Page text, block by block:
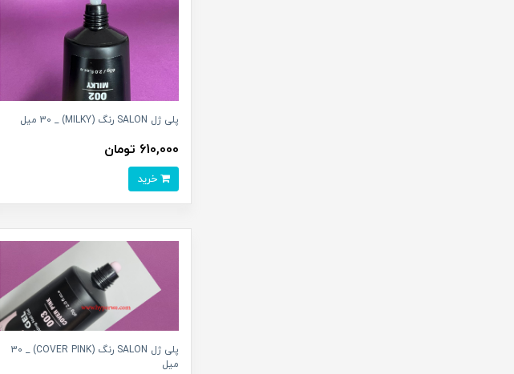
پلی ژل SALON رنگ (MILKY) _ 30 میل
610,000 تومان
پلی ژل SALON رنگ (COVER PINK) _ 30
میل